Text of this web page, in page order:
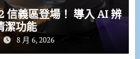
信義區登場！ 導入 AI 辨
潔功能
8 月 6, 2026